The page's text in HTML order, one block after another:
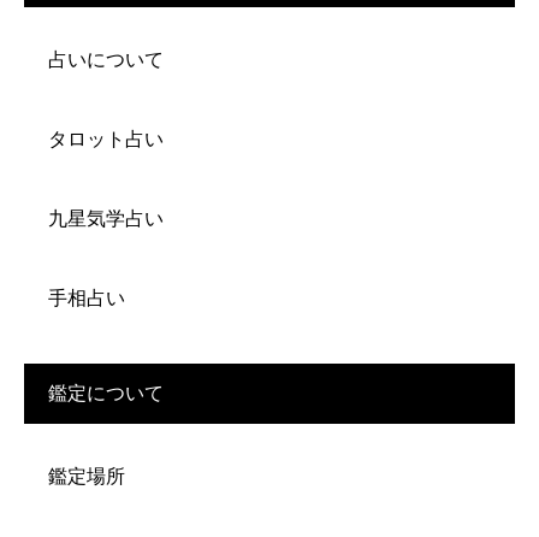
占いについて
タロット占い
九星気学占い
手相占い
鑑定について
鑑定場所